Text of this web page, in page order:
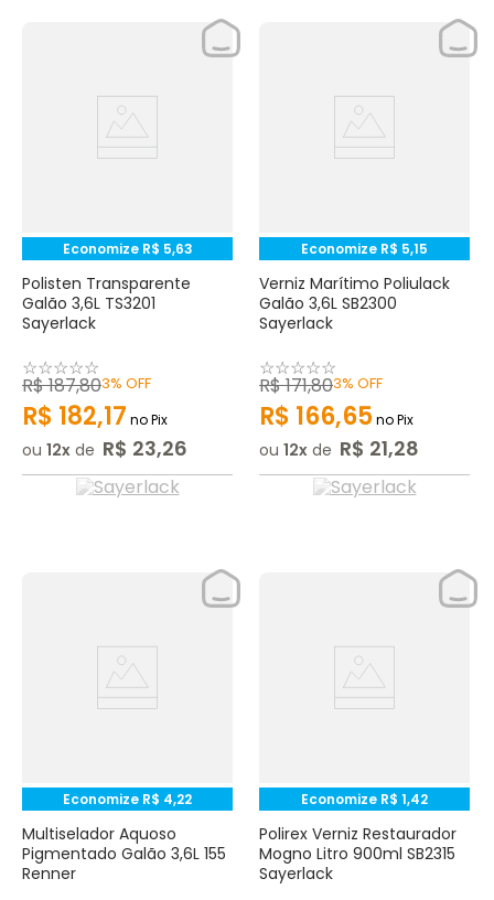
Economize R$ 5,63
Polisten Transparente
Galão 3,6L TS3201
Sayerlack
☆☆☆☆☆
R$187,803% OFF
R$ 182,17 no Pix
ou 12 de R$ 23,26
Economize R$ 5,15
Verniz Marítimo Poliulack
Galão 3,6L SB2300
Sayerlack
☆☆☆☆☆
R$171,803% OFF
R$ 166,65no Pix
ou 12 de R$ 21,28
Economize R$ 4,22
Multiselador Aquoso
Pigmentado Galão 3,6L 155
Renner
Economize R$ 1,42
Polirex Verniz Restaurador
Mogno Litro 900ml SB2315
Sayerlack